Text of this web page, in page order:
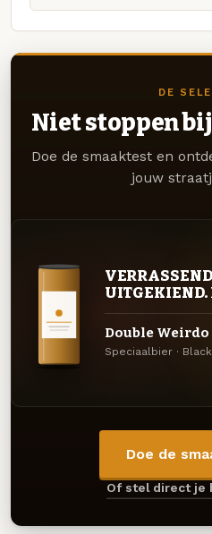
DE
Niet stoppen bij
Doe de smaaktest en
jouw
UITGEKIEND.
Double Weirdo
Speciaalbier ·
Doe de
Of stel direct je